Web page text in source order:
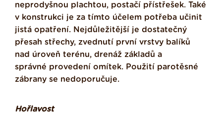
neprodyšnou plachtou, postačí přístřešek. Také
v konstrukci je za tímto účelem potřeba učinit
jistá opatření. Nejdůležitější je dostatečný
přesah střechy, zvednutí první vrstvy balíků
nad úroveň terénu, drenáž základů a
správné provedení omítek. Použití parotěsné
zábrany se nedoporučuje.
Hořlavost